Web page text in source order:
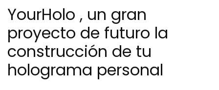
YourHolo , un gran
proyecto de futuro la
construcción de tu
holograma personal